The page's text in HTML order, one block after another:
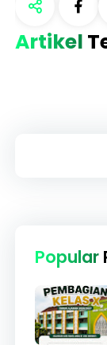
Artikel
Popular